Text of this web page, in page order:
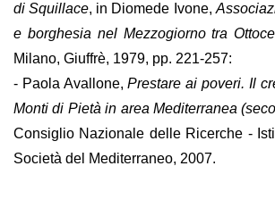
di Squillace, in Diomede Ivone,
e borghesia nel Mezzogiorno tra
Milano, Giuffrè, 1979, pp. 221-257:
- Paola Avallone,Prestare ai poveri. Il
Monti di Pietà in area Mediterranea
Consiglio Nazionale delle Ricerche -
Società del Mediterraneo, 2007.